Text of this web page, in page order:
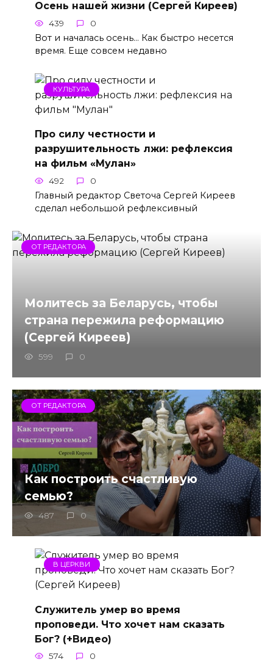
Осень нашей жизни (Сергей Киреев)
439 0
Вот и началась осень… Как быстро несется
время. Еще совсем недавно
КУЛЬТУРА
Про силу честности и
разрушительность лжи: рефлексия
на фильм «Мулан»
492 0
Главный редактор Светоча Сергей Киреев
сделал небольшой рефлексивный
ОТ РЕДАКТОРА
Молитесь за Беларусь, чтобы
страна пережила реформацию
(Сергей Киреев)
599 0
ОТ РЕДАКТОРА
Как построить счастливую
семью?
487 0
В ЦЕРКВИ
Служитель умер во время
проповеди. Что хочет нам сказать
Бог? (+Видео)
574 0